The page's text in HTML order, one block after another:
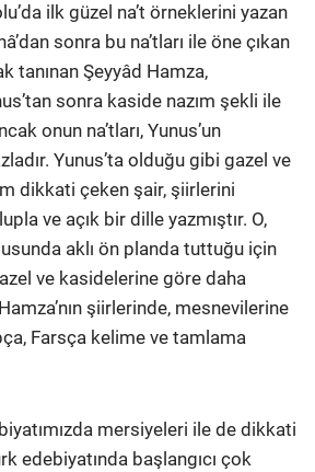
ilk güzel na’t örneklerini yazan
sonra bu na’tları ile öne çıkan
tanınan Şeyyâd Hamza,
sonra kaside nazım şekli ile
onun na’tları, Yunus’un
Yunus’ta olduğu gibi gazel ve
dikkati çeken şair, şiirlerini
ve açık bir dille yazmıştır. O,
aklı ön planda tuttuğu için
ve kasidelerine göre daha
şiirlerinde, mesnevilerine
Farsça kelime ve tamlama
mersiyeleri ile de dikkati
edebiyatında başlangıcı çok